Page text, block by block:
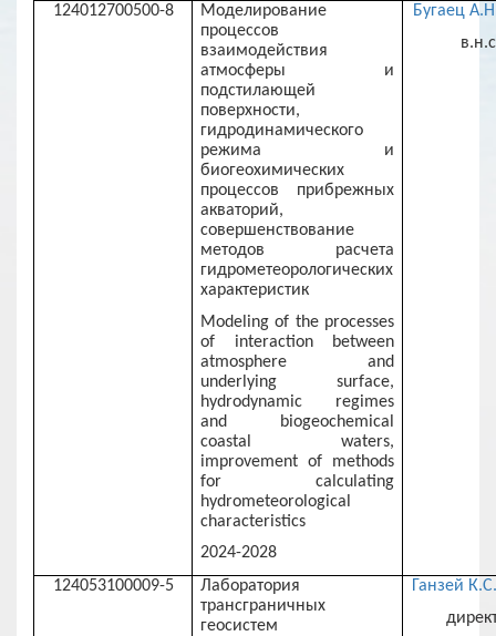
124012700500-8
Моделирование
процессов
взаимодействия
атмосферы и
подстилающей
поверхности,
гидродинамического
режима и
биогеохимических
процессов прибрежных
акваторий,
совершенствование
методов расчета
гидрометеорологических
характеристик
Modeling of the processes
of interaction between
atmosphere and
underlying surface,
hydrodynamic regimes
and biogeochemical
coastal waters,
improvement of methods
for calculating
hydrometeorological
characteristics
2024-2028
Бугаец
124053100009-5
Лаборатория
трансграничных
геосистем
Ганзей К.С.